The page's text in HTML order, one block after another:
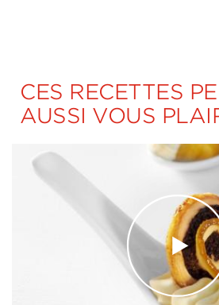
CES RECETTES
AUSSI VOUS